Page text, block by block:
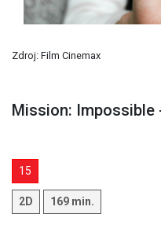
Zdroj: Film Cinemax
Mission: Impossible
15
2D 169 min.